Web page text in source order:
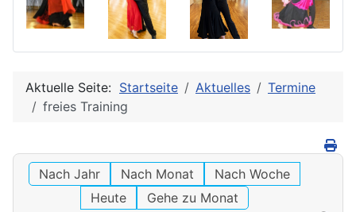
Aktuelle Seite: Startseite Aktuelles
Termine
freies Training
Nach Jahr Nach Monat
Nach Woche
Heute
Gehe zu Monat